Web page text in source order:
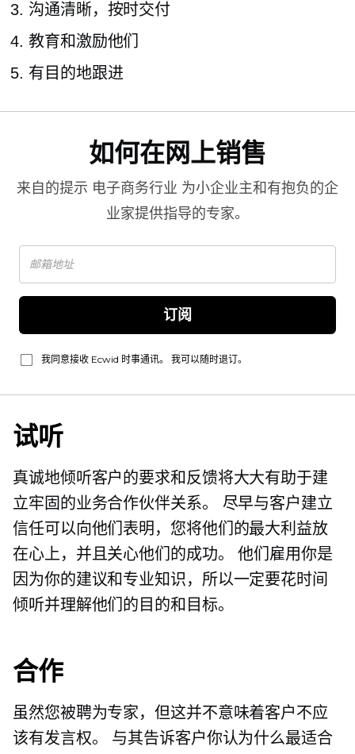
沟通清晰，按时交付
教育和激励他们
有目的地跟进
如何在网上销售
来自的提示 电子商务行业 为小企业主和有抱负的企
业家提供指导的专家。
订阅
我同意接收 Ecwid 时事通讯。 我可以随时退订。
试听
真诚地倾听客户的要求和反馈将大大有助于建
立牢固的业务合作伙伴关系。 尽早与客户建立
信任可以向他们表明，您将他们的最大利益放
在心上，并且关心他们的成功。 他们雇用你是
因为你的建议和专业知识，所以一定要花时间
倾听并理解他们的目的和目标。
合作
虽然您被聘为专家，但这并不意味着客户不应
该有发言权。 与其告诉客户你认为什么最适合